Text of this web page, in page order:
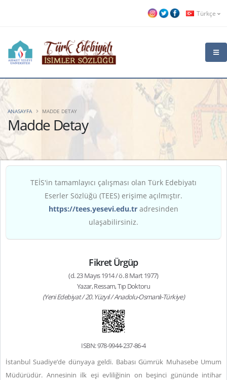
Türkçe
Madde Detay
ANASAYFA MADDE DETAY
TEİS'in tamamlayıcı çalışması olan Türk Edebiyatı
Eserler Sözlüğü (TEES) erişime açılmıştır.
https://tees.yesevi.edu.tr adresinden
ulaşabilirsiniz.
Fikret Ürgüp
(d. 23 Mayıs 1914 / ö. 8 Mart 1977)
Yazar, Ressam, Tıp Doktoru
(Yeni Edebiyat / 20. Yüzyıl / Anadolu-Osmanlı-Türkiye)
ISBN: 978-9944-237-86-4
İstanbul Suadiye’de dünyaya geldi. Babası Gümrük Muhasebe Umum
Müdürüdür. Annesinin ilk eşi evliliğinin on beşinci gününde intihar